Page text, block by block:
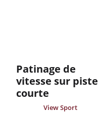
Patinage de
vitesse sur piste
courte
View Sport